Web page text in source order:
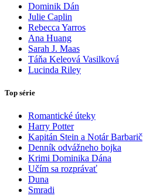
Dominik Dán
Julie Caplin
Rebecca Yarros
Ana Huang
Sarah J. Maas
Táňa Keleová Vasilková
Lucinda Riley
Top série
Romantické úteky
Harry Potter
Kapitán Stein a Notár Barbarič
Denník odvážneho bojka
Krimi Dominika Dána
Učím sa rozprávať
Duna
Smradi